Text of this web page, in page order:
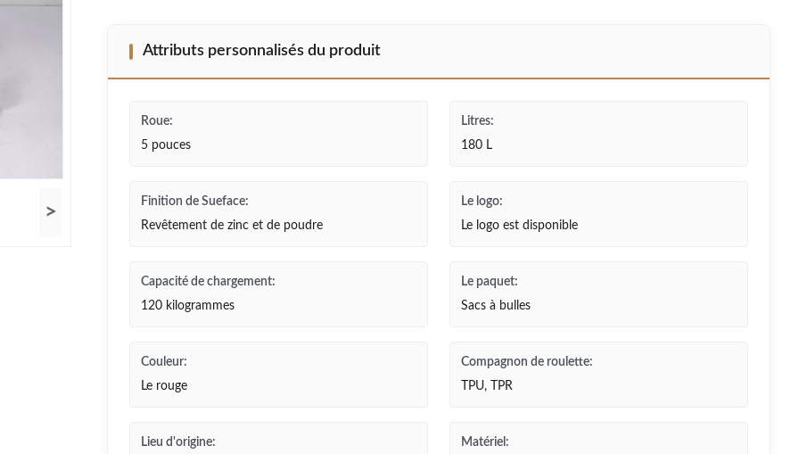
>
Attributs personnalisés du produit
Roue:
5 pouces
Litres:
180 L
Finition de Sueface:
Revêtement de zinc et de poudre
Le logo:
Le logo est disponible
Capacité de chargement:
120 kilogrammes
Le paquet:
Sacs à bulles
Couleur:
Le rouge
Compagnon de roulette:
TPU, TPR
Lieu d'origine: Matériel: